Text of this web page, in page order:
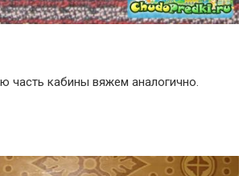
часть кабины вяжем аналогично.